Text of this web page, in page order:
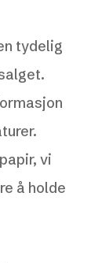
tydelig
vi
å holde